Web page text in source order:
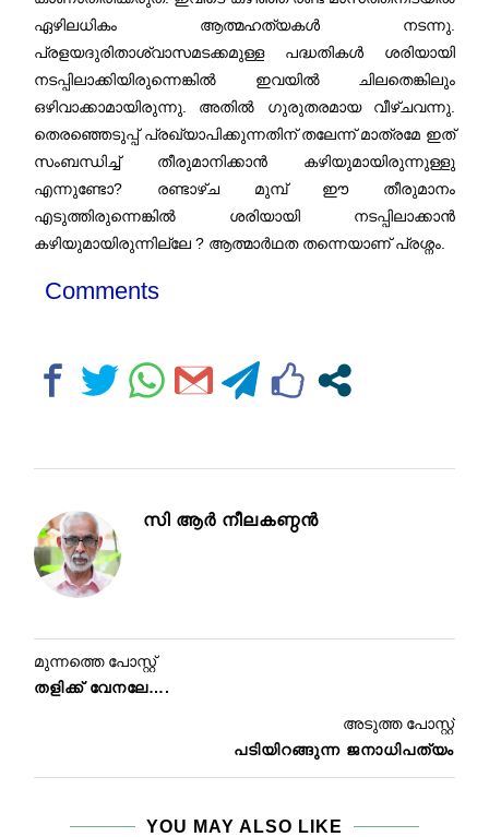
ഏഴിലധികം ആത്മഹത്യകൾ നടന്നു.
പ്രളയദുരിതാശ്വാസമടക്കമുള്ള പദ്ധതികൾ ശരിയായി
നടപ്പിലാക്കിയിരുന്നെങ്കിൽ ഇവയിൽ ചിലതെങ്കിലും
ഒഴിവാക്കാമായിരുന്നു. അതിൽ ഗുരുതരമായ വീഴ്ചവന്നു.
തെരഞ്ഞെടുപ്പ് പ്രഖ്യാപിക്കുന്നതിന് തലേന്ന് മാത്രമേ ഇത്
സംബന്ധിച്ച് തീരുമാനിക്കാൻ കഴിയുമായിരുന്നുള്ളു
എന്നുണ്ടോ? രണ്ടാഴ്ച മുമ്പ് ഈ തീരുമാനം
എടുത്തിരുന്നെങ്കിൽ ശരിയായി നടപ്പിലാക്കാൻ
കഴിയുമായിരുന്നില്ലേ ? ആത്മാർഥത തന്നെയാണ് പ്രശ്നം.
Comments
സി ആര്‍ നീലകണ്ഠന്‍
മുന്നത്തെ പോസ്റ്റ്
തളിക്ക് വേനലേ….
അടുത്ത പോസ്റ്റ്
പടിയിറങ്ങുന്ന ജനാധിപത്യം
YOU MAY ALSO LIKE